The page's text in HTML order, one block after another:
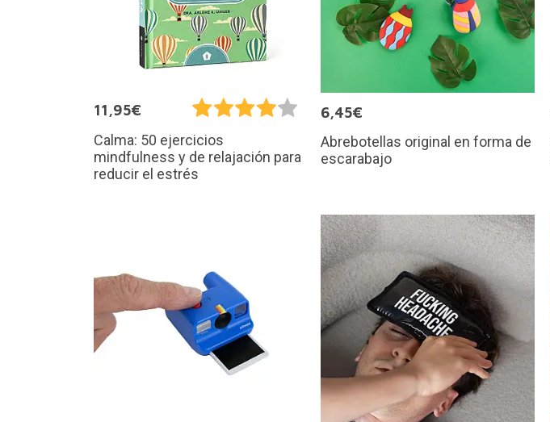
11,95€
Calma: 50 ejercicios
mindfulness y de relajación para
reducir el estrés
6,45€
Abrebotellas original en forma de
escarabajo